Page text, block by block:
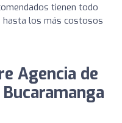
tienen todo
hasta los más costosos
Agencia de